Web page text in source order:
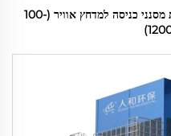
RH- מסנן קליטה אנכי עצמאי—סדרת מסנני כניסה למדחץ אוויר (100-